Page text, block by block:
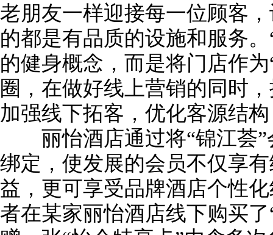
老朋友一样迎接每一位顾客
的都是有品质的设施和服务
的健身概念，而是将门店作
圈，在做好线上营销的同时
加强线下拓客，优化客源结
丽怡酒店通过将“锦江荟”
绑定，使发展的会员不仅享
益，更可享受品牌酒店个性
者在某家丽怡酒店线下购买